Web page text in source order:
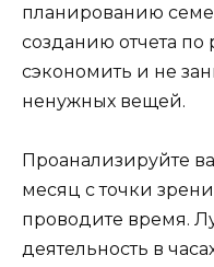
планированию
созданию отчета по
сэкономить и не
ненужных вещей.
Проанализируйте
месяц с точки
проводите время.
деятельность в